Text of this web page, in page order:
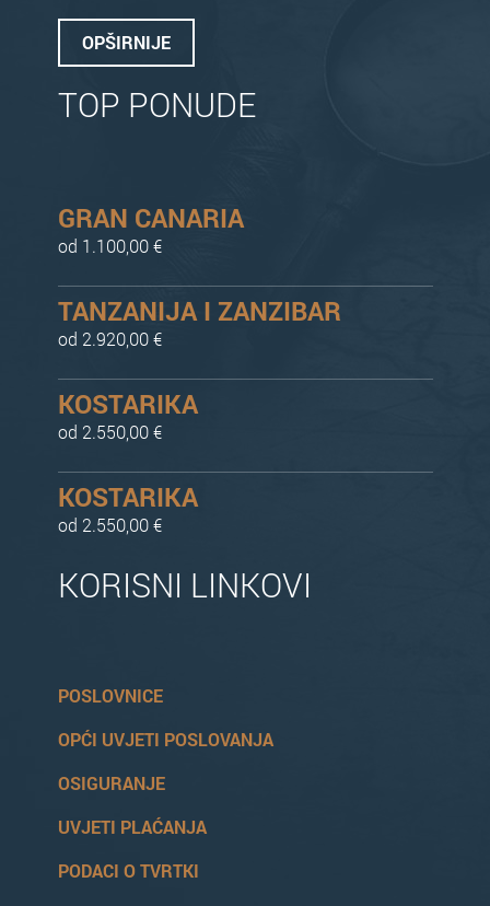
OPŠIRNIJE
TOP PONUDE
GRAN CANARIA
od 1.100,00 €
TANZANIJA I ZANZIBAR
od 2.920,00 €
KOSTARIKA
od 2.550,00 €
KOSTARIKA
od 2.550,00 €
KORISNI LINKOVI
POSLOVNICE
OPĆI UVJETI POSLOVANJA
OSIGURANJE
UVJETI PLAĆANJA
PODACI O TVRTKI